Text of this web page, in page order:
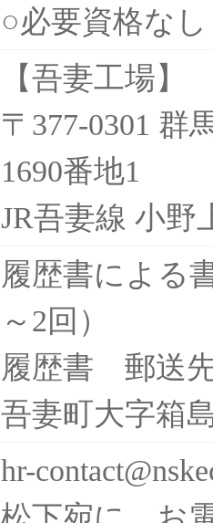
○必要資格な
【吾妻工場】
〒377-0301 群
1690番地1
JR吾妻線 小野
履歴書による
～2回）
履歴書 郵送先
吾妻町大字箱
hr-